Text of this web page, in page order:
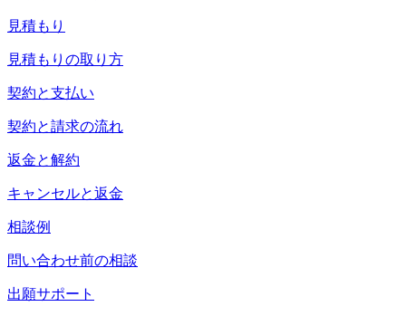
見積もり
見積もりの取り方
契約と支払い
契約と請求の流れ
返金と解約
キャンセルと返金
相談例
問い合わせ前の相談
出願サポート